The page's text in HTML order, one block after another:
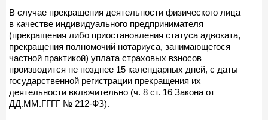
В случае прекращения деятельности физического лица
в качестве индивидуального предпринимателя
(прекращения либо приостановления статуса адвоката,
прекращения полномочий нотариуса, занимающегося
частной практикой) уплата страховых взносов
производится не позднее 15 календарных дней, с даты
государственной регистрации прекращения их
деятельности включительно (ч. 8 ст. 16 Закона от
ДД.ММ.ГГГГ № 212-ФЗ).